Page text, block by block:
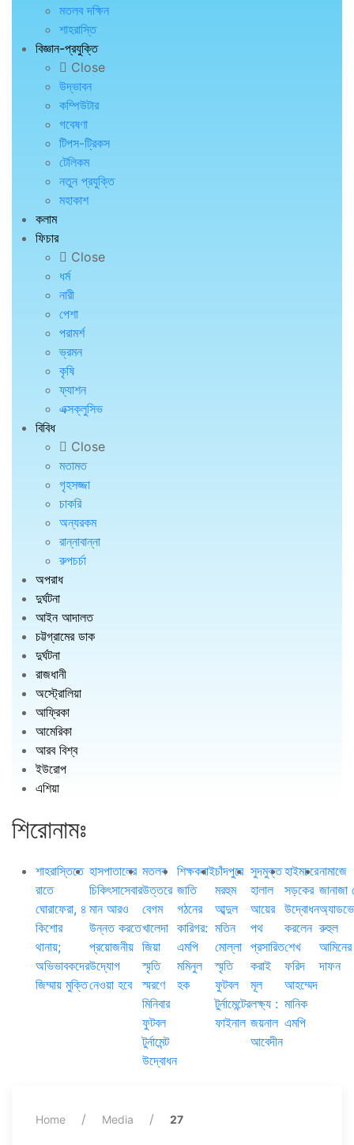
মতলব দক্ষিন
শাহরাস্তি
বিজ্ঞান-প্রযুক্তি
Close
উদ্ভাবন
কম্পিউটার
গবেষণা
টিপস-ট্রিকস
টেলিকম
নতুন প্রযুক্তি
মহাকাশ
কলাম
ফিচার
Close
ধর্ম
নারী
পেশা
পরামর্শ
ভ্রমন
কৃষি
ফ্যাশন
এক্সক্লুসিভ
বিবিধ
Close
মতামত
গৃহসজ্জা
চাকরি
অন্যরকম
রান্নাবান্না
রুপচর্চা
অপরাধ
দুর্ঘটনা
আইন আদালত
চট্টগ্রামের ডাক
দুর্ঘটনা
রাজধানী
অস্ট্রোলিয়া
আফ্রিকা
আমেরিকা
আরব বিশ্ব
ইউরোপ
এশিয়া
শিরোনামঃ
শাহরাস্তিতে
রাতে
ঘোরাফেরা, ৪
কিশোর
থানায়;
অভিভাবকদের
জিম্মায় মুক্তি
হাসপাতালের
চিকিৎসাসেবার
মান আরও
উন্নত করতে
প্রয়োজনীয়
উদ্যোগ
নেওয়া হবে
মতলব
উত্তরে
বেগম
খালেদা
জিয়া
স্মৃতি
স্মরণে
মিনিবার
ফুটবল
টুর্নামেন্ট
উদ্বোধন
শিক্ষকরাই
জাতি
গঠনের
কারিগর:
এমপি
মমিনুল
হক
চাঁদপুরে
মরহুম
আব্দুল
মতিন
মোল্লা
স্মৃতি
ফুটবল
টুর্নামেন্টের
ফাইনাল
সুদমুক্ত
হালাল
আয়ের
পথ
প্রসারিত
করাই
মূল
লক্ষ্য :
জয়নাল
আবেদীন
হাইমচরে
সড়কের
উদ্বোধন
করলেন
শেখ
ফরিদ
আহম্মেদ
মানিক
এমপি
নামাজে
জানাজা
রুহুল
আমিনের
দাফন
Home Media 27